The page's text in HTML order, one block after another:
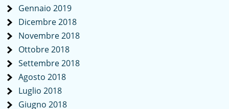
Gennaio 2019
Dicembre 2018
Novembre 2018
Ottobre 2018
Settembre 2018
Agosto 2018
Luglio 2018
Giugno 2018